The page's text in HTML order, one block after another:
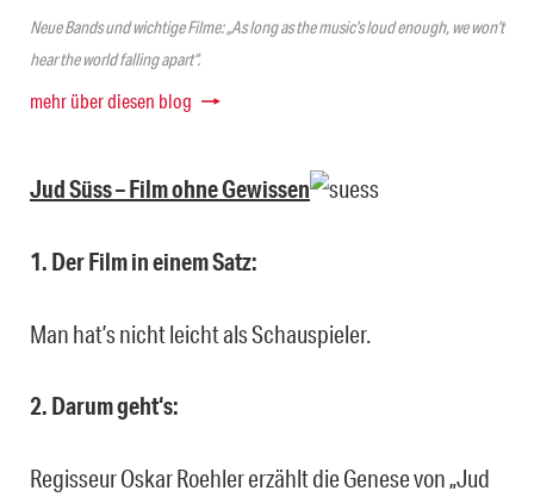
Neue Bands und wichtige Filme: „As long as the music’s loud enough, we won’t
hear the world falling apart“.
mehr über diesen blog
Jud Süss – Film ohne Gewissen
1. Der Film in einem Satz:
Man hat’s nicht leicht als Schauspieler.
2. Darum geht‘s:
Regisseur Oskar Roehler erzählt die Genese von „Jud